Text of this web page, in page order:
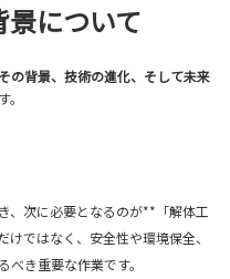
について
の背景、技術の進化、そして未来
、次に必要となるのが**「解体工
ではなく、安全性や環境保全、
き重要な作業です。